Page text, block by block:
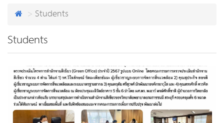
Students
Students